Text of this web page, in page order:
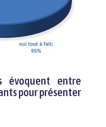
évoquent entre
pour présenter